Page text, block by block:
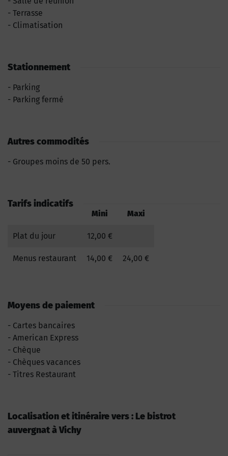
Terrasse
Climatisation
Stationnement
Parking
Parking fermé
Autres commodités
Groupes moins de 50 pers.
Tarifs indicatifs
Mini Maxi
Plat du jour 12,00 €
Menus restaurant 14,00 € 24,00 €
Moyens de paiement
Cartes bancaires
American Express
Chèque
Chèques vacances
Titres Restaurant
Localisation et itinéraire vers : Le bistrot
auvergnat à Vichy